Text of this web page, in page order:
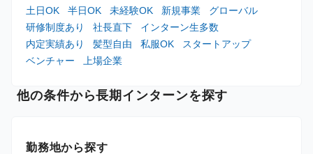
土日OK
半日OK 未経験OK 新規事業
グローバル
研修制度あり
社長直下
インターン生多数
内定実績あり
髪型自由 私服OK
スタートアップ
ベンチャー
上場企業
他の条件から長期インターンを探す
勤務地から探す